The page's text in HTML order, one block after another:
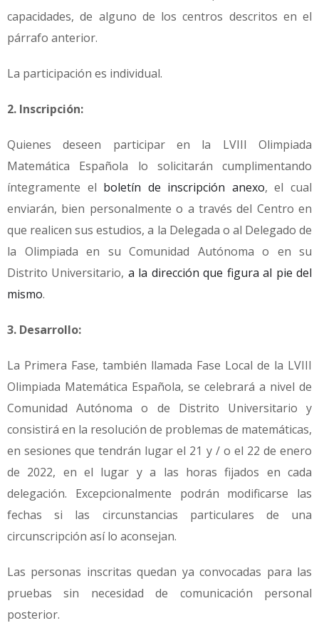
capacidades, de alguno de los centros descritos en el
párrafo anterior.
La participación es individual.
2. Inscripción:
Quienes deseen participar en la LVIII Olimpiada
Matemática Española lo solicitarán cumplimentando
íntegramente el boletín de inscripción anexo, el cual
enviarán, bien personalmente o a través del Centro en
que realicen sus estudios, a la Delegada o al Delegado de
la Olimpiada en su Comunidad Autónoma o en su
Distrito Universitario, a la dirección que figura al pie del
mismo.
3. Desarrollo:
La Primera Fase, también llamada Fase Local de la LVIII
Olimpiada Matemática Española, se celebrará a nivel de
Comunidad Autónoma o de Distrito Universitario y
consistirá en la resolución de problemas de matemáticas,
en sesiones que tendrán lugar el 21 y / o el 22 de enero
de 2022, en el lugar y a las horas fijados en cada
delegación. Excepcionalmente podrán modificarse las
fechas si las circunstancias particulares de una
circunscripción así lo aconsejan.
Las personas inscritas quedan ya convocadas para las
pruebas sin necesidad de comunicación personal
posterior.